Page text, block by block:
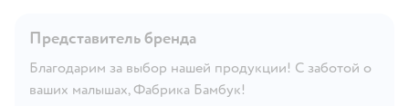
Представитель бренда
Благодарим за выбор нашей продукции! С заботой о
ваших малышах, Фабрика Бамбук!